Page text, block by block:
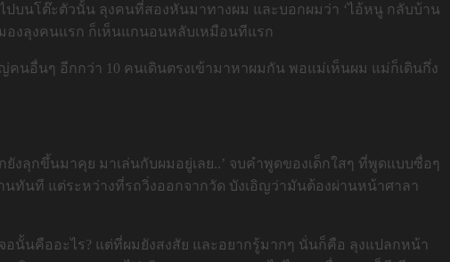
บนโต๊ะตัวนั้น ลุงคนที่สองหันมาทางผม และบอกผมว่า ‘ไอ้หนู กลับบ้าน
องลุงคนแรก ก็เห็นแกนอนหลับเหมือนทีแรก
นอื่นๆ อีกกว่า 10 คนเดินตรงเข้ามาหาผมกัน พอแม่เห็นผม แม่ก็เดินกึ่ง
ลุกขึ้นมาคุย มาเล่นกับผมอยู่เลย..’ จบคำพูดของเด็กใสๆ ที่พูดแบบซื่อๆ
ทันที แต่ระหว่างที่รถวิ่งออกจากวัด บังเอิญว่ามันต้องผ่านหน้าศาลา
นั้นคืออะไร? แต่ที่ผมยังสงสัย และอยากรู้มากๆ นั่นก็คือ ลุงแปลกหน้า